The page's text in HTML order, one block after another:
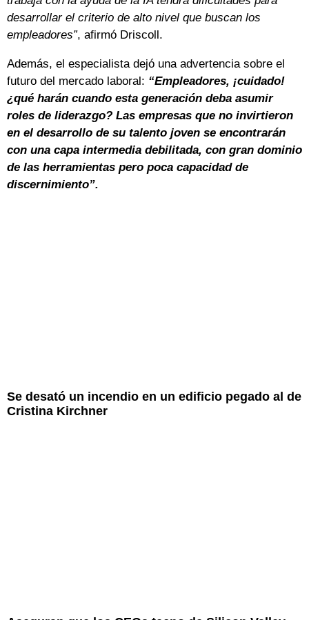
desarrollar el criterio de alto nivel que buscan los
empleadores”, afirmó Driscoll.
Además, el especialista dejó una advertencia sobre el
futuro del mercado laboral: “Empleadores, ¡cuidado!
¿qué harán cuando esta generación deba asumir
roles de liderazgo? Las empresas que no invirtieron
en el desarrollo de su talento joven se encontrarán
con una capa intermedia debilitada, con gran dominio
de las herramientas pero poca capacidad de
discernimiento”.
Se desató un incendio en un edificio pegado al de
Cristina Kirchner